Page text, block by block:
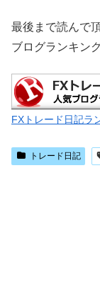
最後まで読んで
ブログランキン
FXトレード日記ラ
トレード日記